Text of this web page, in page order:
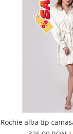
Rochie alba tip